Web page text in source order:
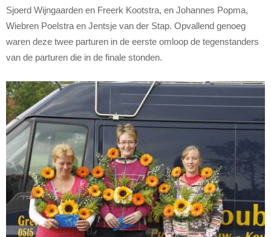
Sjoerd Wijngaarden en Freerk Kootstra, en Johannes Popma,
Wiebren Poelstra en Jentsje van der Stap. Opvallend genoeg
waren deze twee parturen in de eerste omloop de tegenstanders
van de parturen die in de finale stonden.